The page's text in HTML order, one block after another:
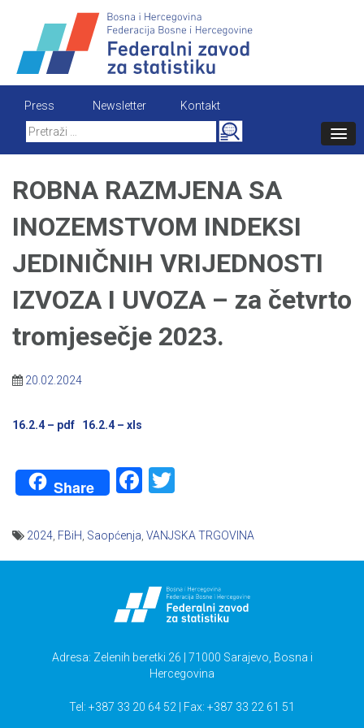
content
Press Newsletter
Kontakt
Search
for:
ROBNA RAZMJENA SA
INOZEMSTVOM INDEKSI
JEDINIČNIH VRIJEDNOSTI
IZVOZA I UVOZA – za četvrto
tromjesečje 2023.
20.02.2024
16.2.4 – pdf 16.2.4 – xls
Share Facebook
2024 FBiH Saopćenja VANJSKA TRGOVINA
Adresa: Zelenih beretki 26 | 71000 Sarajevo, Bosna i
Hercegovina
Tel: +387 33 20 64 52 | Fax: +387 33 22 61 51